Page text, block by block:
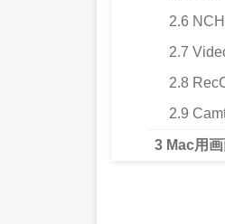
2.6
2.7
2.8
2.9
3 Mac用